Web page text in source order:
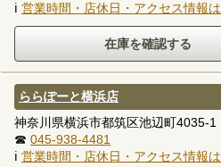
ℹ 営業時間・店休日・アクセス情報
ららぽーと横浜店
神奈川県横浜市都筑区池辺町4035-1
☎ 045-938-4481
ℹ 営業時間・店休日・アクセス情報